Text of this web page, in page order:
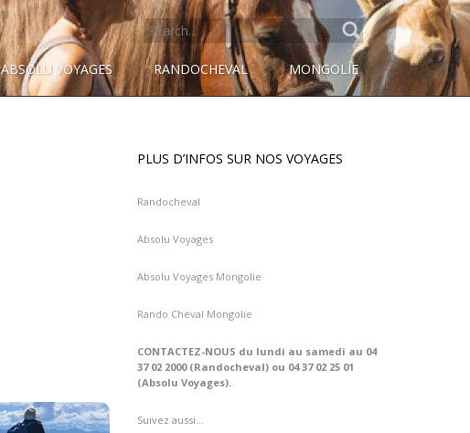
SEARCH
FOR:
ABSOLU VOYAGES RANDOCHEVAL MONGOLIE
PLUS D’INFOS SUR NOS VOYAGES
Randocheval
Absolu Voyages
Absolu Voyages Mongolie
Rando Cheval Mongolie
CONTACTEZ-NOUS du lundi au samedi au 04
37 02 2000 (Randocheval) ou 04 37 02 25 01
(Absolu Voyages).
Suivez aussi…